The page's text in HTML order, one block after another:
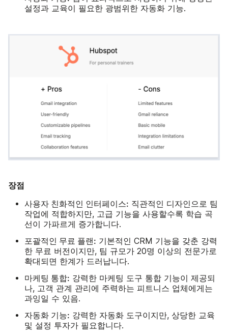
설정과 교육이 필요한 광범위한 자동화 기능.
장점
사용자 친화적인 인터페이스: 직관적인 디자인으로 팀
작업에 적합하지만, 고급 기능을 사용할수록 학습 곡
선이 가파르게 증가합니다.
포괄적인 무료 플랜: 기본적인 CRM 기능을 갖춘 강력
한 무료 버전이지만, 팀 규모가 20명 이상의 전문가로
확대되면 한계가 드러납니다.
마케팅 통합: 강력한 마케팅 도구 통합 기능이 제공되
나, 고객 관계 관리에 주력하는 피트니스 업체에게는
과잉일 수 있음.
자동화 기능: 강력한 자동화 도구이지만, 상당한 교육
및 설정 투자가 필요합니다.